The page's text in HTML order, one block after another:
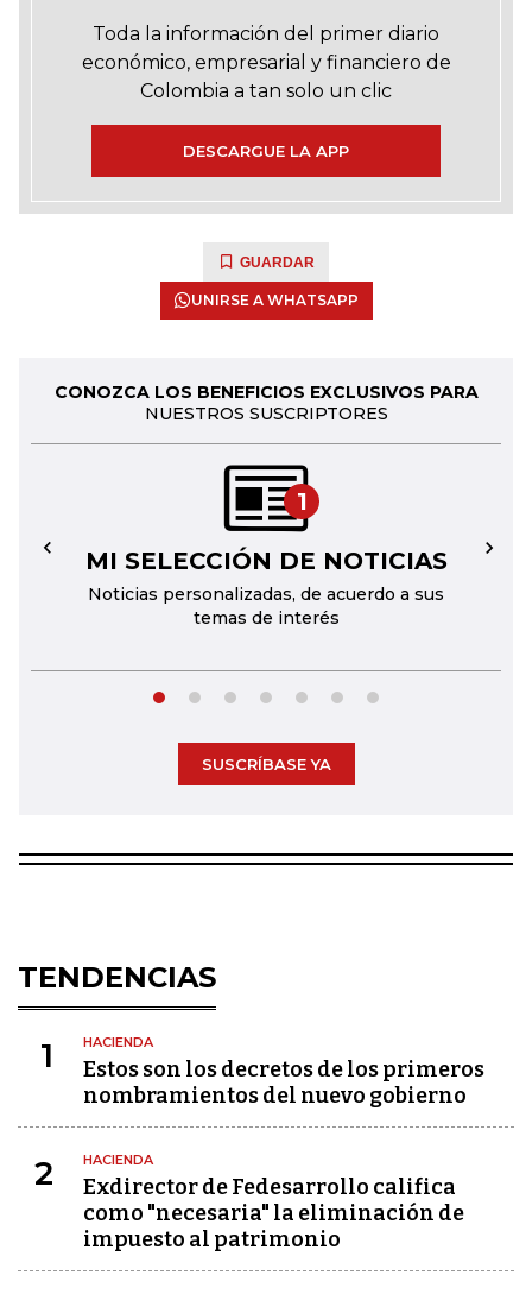
Toda la información del primer diario
económico, empresarial y financiero de
Colombia a tan solo un clic
DESCARGUE LA APP
GUARDAR
UNIRSE A WHATSAPP
CONOZCA LOS BENEFICIOS EXCLUSIVOS PARA
NUESTROS SUSCRIPTORES
1
MI SELECCIÓN DE NOTICIAS
Noticias personalizadas, de acuerdo a sus
temas de interés
← →
SUSCRÍBASE YA
TENDENCIAS
1 HACIENDA
Estos son los decretos de los primeros
nombramientos del nuevo gobierno
2 HACIENDA
Exdirector de Fedesarrollo califica
como "necesaria" la eliminación de
impuesto al patrimonio